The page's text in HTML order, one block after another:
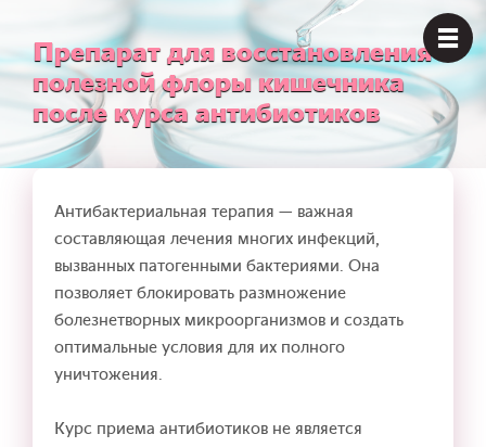
Препарат для восстановления
полезной флоры кишечника
после курса антибиотиков
Антибактериальная терапия — важная
составляющая лечения многих инфекций,
вызванных патогенными бактериями. Она
позволяет блокировать размножение
болезнетворных микроорганизмов и создать
оптимальные условия для их полного
уничтожения.
Курс приема антибиотиков не является